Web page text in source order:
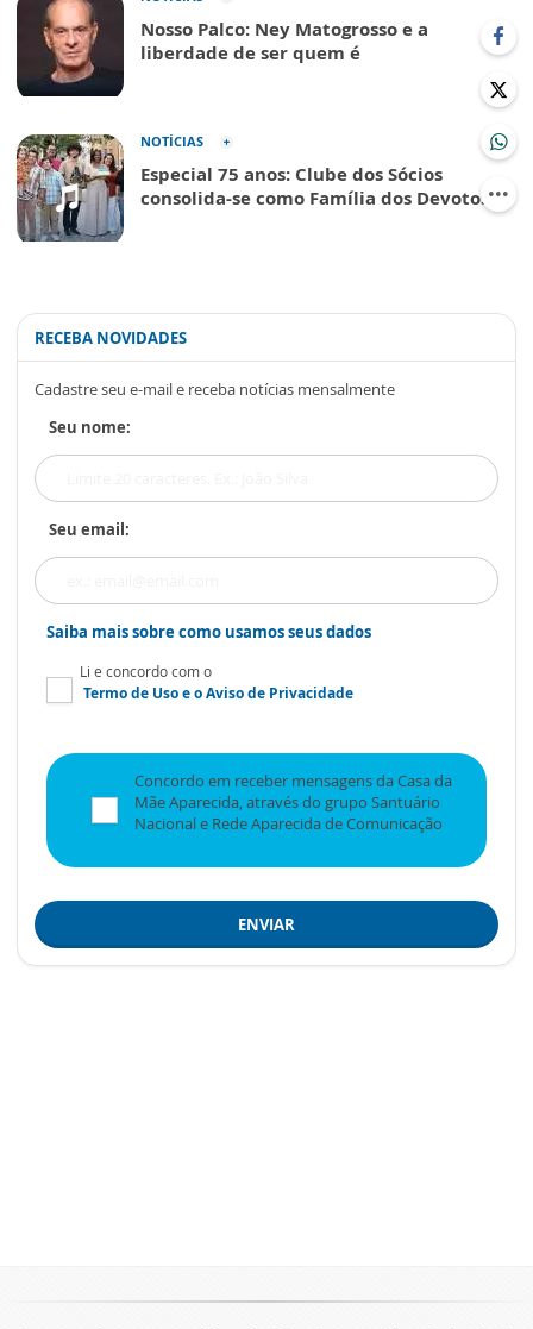
Nosso Palco: Ney Matogrosso e a
liberdade de ser quem é
NOTÍCIAS
Especial 75 anos: Clube dos Sócios
consolida-se como Família dos Devotos
RECEBA NOVIDADES
Cadastre seu e-mail e receba notícias mensalmente
Seu nome:
Seu email:
Saiba mais sobre como usamos seus dados
Li e concordo com o
Termo de Usoe oAviso de Privacidade
Concordo em receber mensagens da Casa da
Mãe Aparecida, através do grupo Santuário
Nacional e Rede Aparecida de Comunicação
ENVIAR